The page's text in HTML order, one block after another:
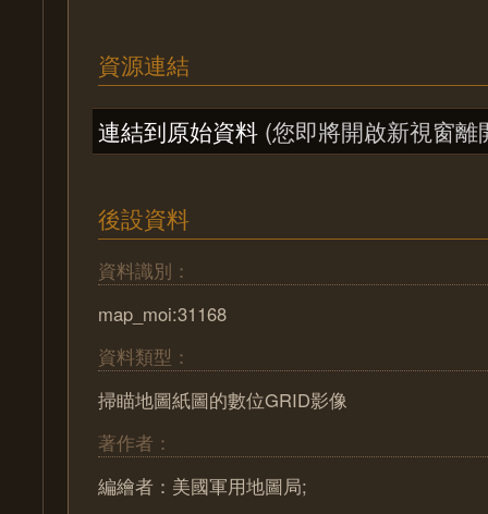
資源連結
連結到原始資料 (您即將開啟新視窗離
後設資料
資料識別：
map_moi:31168
資料類型：
掃瞄地圖紙圖的數位GRID影像
著作者：
編繪者：美國軍用地圖局;